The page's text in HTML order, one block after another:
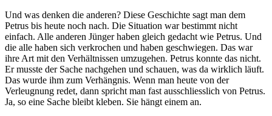
Und was denken die anderen? Diese Geschichte sagt man dem
Petrus bis heute noch nach. Die Situation war bestimmt nicht
einfach. Alle anderen Jünger haben gleich gedacht wie Petrus. Und
die alle haben sich verkrochen und haben geschwiegen. Das war
ihre Art mit den Verhältnissen umzugehen. Petrus konnte das nicht.
Er musste der Sache nachgehen und schauen, was da wirklich läuft.
Das wurde ihm zum Verhängnis. Wenn man heute von der
Verleugnung redet, dann spricht man fast ausschliesslich von Petrus.
Ja, so eine Sache bleibt kleben. Sie hängt einem an.